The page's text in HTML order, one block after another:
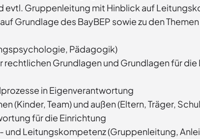
evtl. Gruppenleitung mit Hinblick auf
Grundlage des BayBEP sowie zu den
Pädagogik)
Grundlagen und Grundlagen für
in Eigenverantwortung
(Kinder, Team) und außen (Eltern, Träger,
für die Einrichtung
Leitungskompetenz (Gruppenleitung,